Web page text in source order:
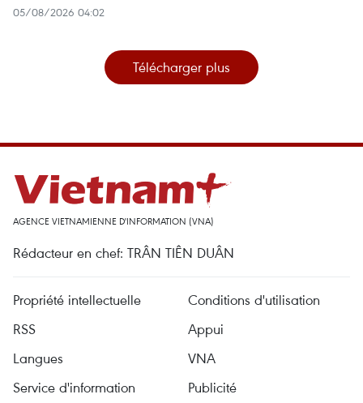
05/08/2026 04:02
Télécharger plus
AGENCE VIETNAMIENNE D'INFORMATION (VNA)
Rédacteur en chef: TRÂN TIÊN DUÂN
Propriété intellectuelle
Conditions d'utilisation
RSS
Appui
Langues
VNA
Service d'information
Publicité